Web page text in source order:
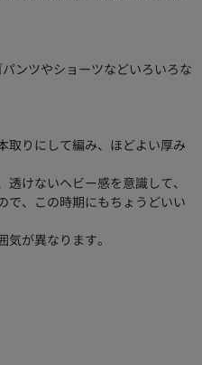
ンツやショーツなどいろいろな
取りにして編み、ほどよい厚み
けないヘビー感を意識して、
で、この時期にもちょうどいい
が異なります。